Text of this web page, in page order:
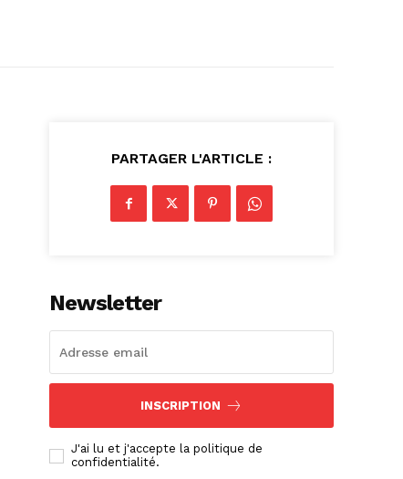
PARTAGER L'ARTICLE :
Newsletter
INSCRIPTION
J'ai lu et j'accepte la politique de
confidentialité.